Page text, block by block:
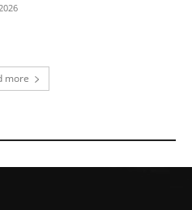
more